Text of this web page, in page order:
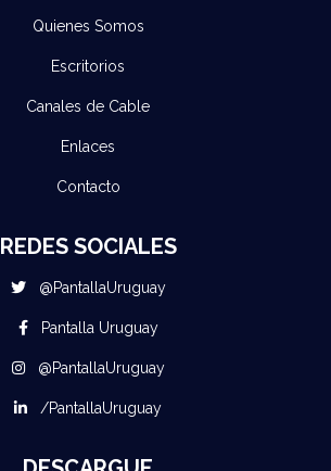
Quienes Somos
Escritorios
Canales de Cable
Enlaces
Contacto
REDES SOCIALES
@PantallaUruguay
Pantalla Uruguay
@PantallaUruguay
/PantallaUruguay